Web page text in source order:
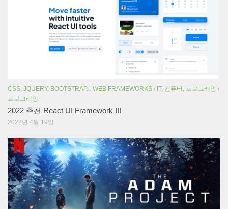
CSS, JQUERY, BOOTSTRAP... WEB FRAMEWORKS / IT, 컴퓨터, 프로그래밍 /
프로그래밍
2022 추천 React UI Framework !!!
2022년 4월 19일